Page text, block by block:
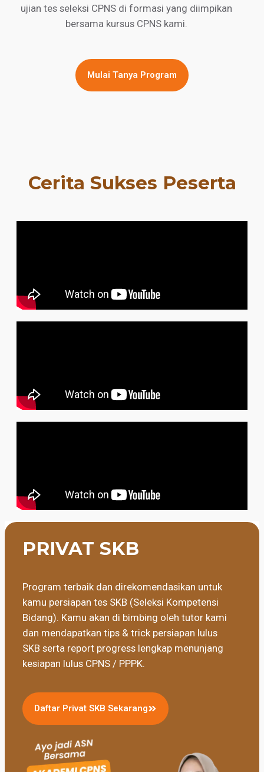
ujian tes seleksi CPNS di formasi yang diimpikan
bersama kursus CPNS kami.
Mulai Tanya Program
Cerita Sukses Peserta
PRIVAT SKB
Program terbaik dan direkomendasikan untuk
kamu persiapan tes SKB (Seleksi Kompetensi
Bidang). Kamu akan di bimbing oleh tutor kami
dan mendapatkan tips & trick persiapan lulus
SKB serta report progress lengkap menunjang
kesiapan lulus CPNS / PPPK.
Daftar Privat SKB Sekarang